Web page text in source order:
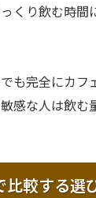
くり飲む時間
も完全にカフ
感な人は飲む
比較する選